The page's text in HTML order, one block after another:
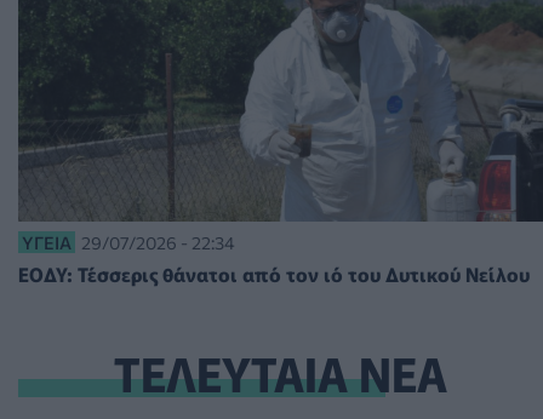
ΥΓΕΊΑ 29/07/2026 - 22:34
ΕΟΔΥ: Τέσσερις θάνατοι από τον ιό του Δυτικού Νείλου
ΤΕΛΕΥΤΑΙΑ ΝΕΑ